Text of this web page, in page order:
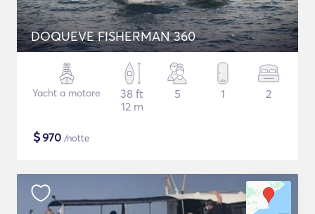
DOQUEVE FISHERMAN 360
Yacht a motore
38 ft
12 m
5 1 2
$970 /notte